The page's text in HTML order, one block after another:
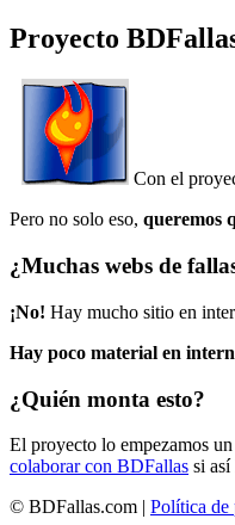
Proyecto
Con el
Pero no solo eso, queremos
¿Muchas webs de
¡No! Hay mucho sitio en
Hay poco material en
¿Quién monta esto?
El proyecto lo empezamos
colaborar con BDFallas si así
© BDFallas.com | Política de